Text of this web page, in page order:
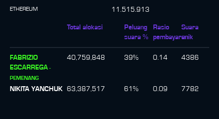
ETHEREUM 11.515.913
Total alokasi
Peluang
suara %
Rasio
pembayaran
Suara
unik
FABRIZIO
ESCARREGA -
PEMENANG
40,759,848 39% 0.14 4386
NIKITA YANCHUK 63,387,517 61% 0.09 7782